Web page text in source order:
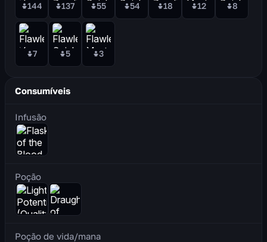
144 137 55 54 18 12 8
7 5 3
Consumíveis
Infusão
Poção
Poção de vida/mana